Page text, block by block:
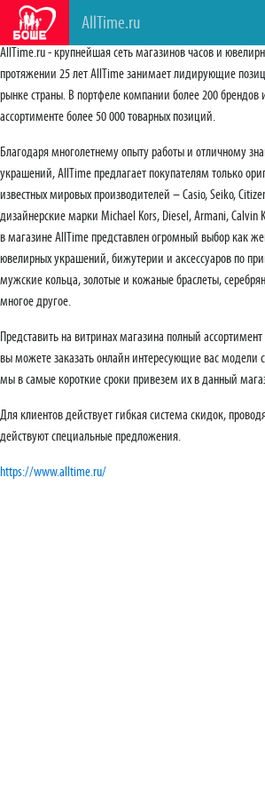
AllTime.ru
AllTime.ru - крупнейшая сеть магазинов часов и
протяжении 25 лет AllTime занимает лидирующие
рынке страны. В портфеле компании более 200 брендов
ассортименте более 50 000 товарных позиций.
Благодаря многолетнему опыту работы и отличному
украшений, AllTime предлагает покупателям только
известных мировых производителей – Casio, Seiko,
дизайнерские марки Michael Kors, Diesel, Armani, Calvin
в магазине AllTime представлен огромный выбор как
ювелирных украшений, бижутерии и аксессуаров по
мужские кольца, золотые и кожаные браслеты,
многое другое.
Представить на витринах магазина полный
вы можете заказать онлайн интересующие вас модели
мы в самые короткие сроки привезем их в данный
Для клиентов действует гибкая система скидок,
действуют специальные предложения.
https://www.alltime.ru/